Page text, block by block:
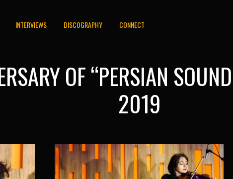
INTERVIEWS DISCOGRAPHY CONNECT
OF “PERSIAN
2019